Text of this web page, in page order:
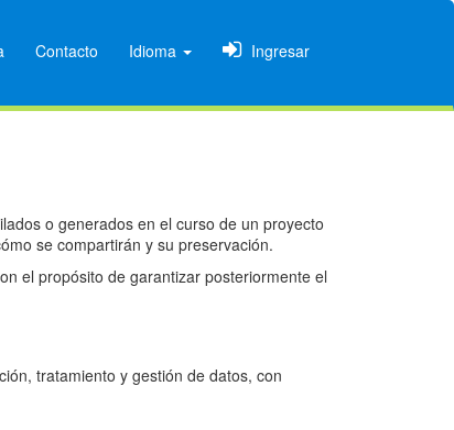
Contacto Idioma Ingresar
o generados en el curso de un proyecto
se compartirán y su preservación.
el propósito de garantizar posteriormente el
tratamiento y gestión de datos, con